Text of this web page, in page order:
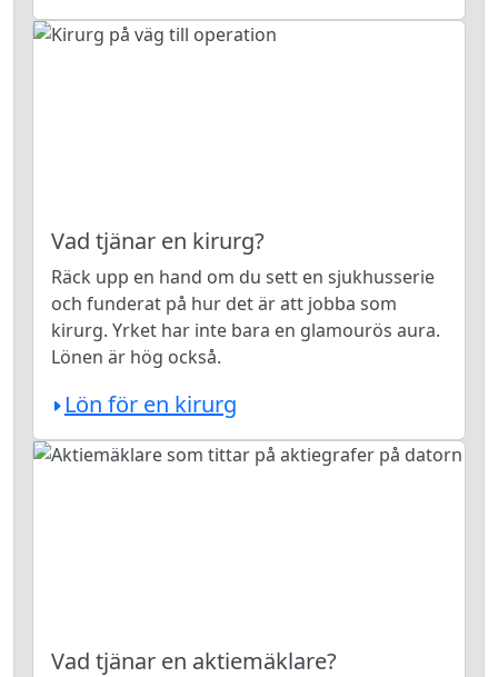
Vad tjänar en kirurg?
Räck upp en hand om du sett en sjukhusserie
och funderat på hur det är att jobba som
kirurg. Yrket har inte bara en glamourös aura.
Lönen är hög också.
Lön för en kirurg
Vad tjänar en aktiemäklare?